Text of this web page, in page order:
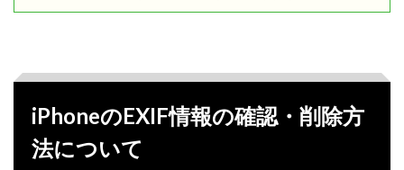
iPhoneのEXIF情報の確認・削除方
法について